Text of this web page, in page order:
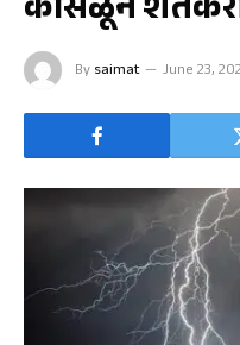
कोसळून
By saimat June 23,